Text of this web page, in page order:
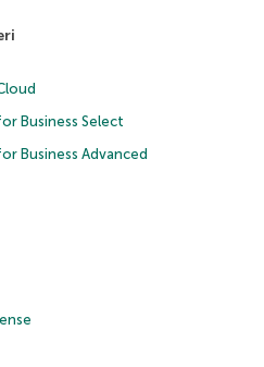
Business Select
Business Advanced